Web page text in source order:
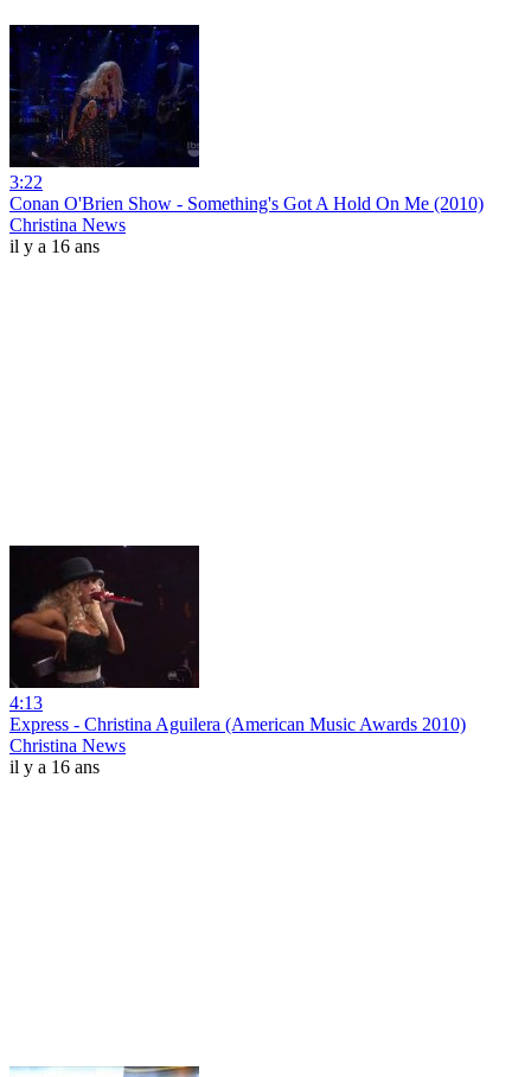
3:22
Conan O'Brien Show - Something's Got A Hold On Me (2010)
Christina News
il y a 16 ans
4:13
Express - Christina Aguilera (American Music Awards 2010)
Christina News
il y a 16 ans